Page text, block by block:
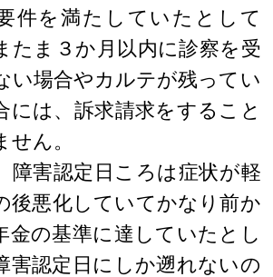
件を満たしていたとして
たま３か月以内に診察を受
い場合やカルテが残ってい
には、訴求請求をすること
せん。
害認定日ころは症状が軽
後悪化していてかなり前か
金の基準に達していたとし
害認定日にしか遡れないの